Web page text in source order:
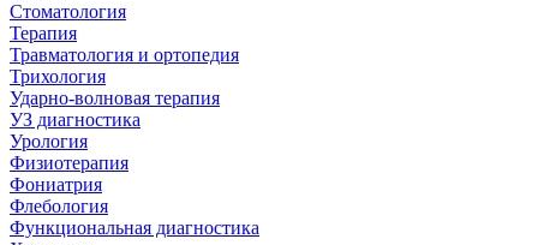
Стоматология
Терапия
Травматология и ортопедия
Трихология
Ударно-волновая терапия
УЗ диагностика
Урология
Физиотерапия
Фониатрия
Флебология
Функциональная диагностика